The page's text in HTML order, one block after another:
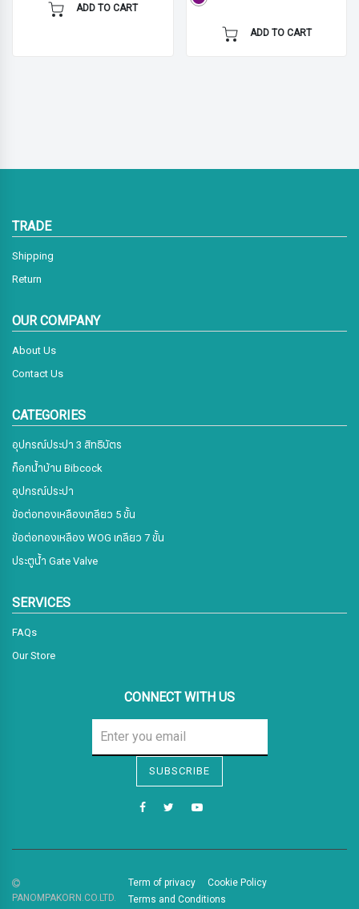
ADD TO CART
ADD TO CART
TRADE
Shipping
Return
OUR COMPANY
About Us
Contact Us
CATEGORIES
อุปกรณ์ประปา 3 สิทธิบัตร
ก็อกน้ำบ้าน Bibcock
อุปกรณ์ประปา
ข้อต่อทองเหลืองเกลียว 5 ขั้น
ข้อต่อทองเหลือง WOG เกลียว 7 ขั้น
ประตูน้ำ Gate Valve
SERVICES
FAQs
Our Store
CONNECT WITH US
SUBSCRIBE
PANOMPAKORN.CO.LTD.
Term of privacy
Cookie Policy
Terms and Conditions
Sign me up for emails